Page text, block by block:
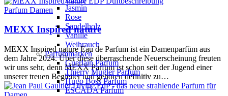
Jasmin
Rose
Sandelholz
Vanille
Weihrauch
Parfümmarken
Guerlain Parfum
Thierry Mugler Parfum
Hugo Boss Parfum
ESCADA Parfum
Parfum Damen
MEXX Inspired nature
MEXX Inspired nature Eau de Parfum ist ein Damenparfüm aus
dem Jahre 2024. Über diese überraschende Neuerscheinung freuten
wir uns sehr, denn MEXX Parfüm ist schon seit der Jugend einer
unserer treuen Begleiter und gehören definitiv zu…